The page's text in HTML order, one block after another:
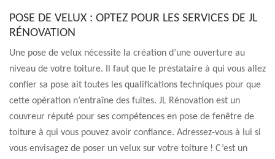
POSE DE VELUX : OPTEZ POUR LES SERVICES DE JL
RÉNOVATION
Une pose de velux nécessite la création d’une ouverture au
niveau de votre toiture. Il faut que le prestataire à qui vous allez
confier sa pose ait toutes les qualifications techniques pour que
cette opération n’entraîne des fuites. JL Rénovation est un
couvreur réputé pour ses compétences en pose de fenêtre de
toiture à qui vous pouvez avoir confiance. Adressez-vous à lui si
vous envisagez de poser un velux sur votre toiture ! C’est un